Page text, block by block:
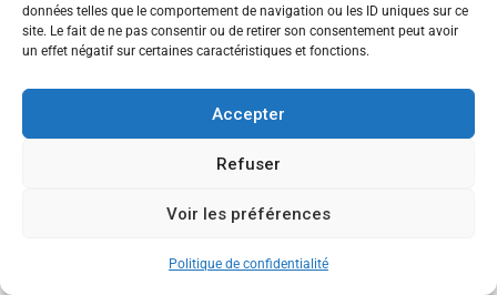
données telles que le comportement de navigation ou les ID uniques sur ce
site. Le fait de ne pas consentir ou de retirer son consentement peut avoir
un effet négatif sur certaines caractéristiques et fonctions.
Accepter
Refuser
Voir les préférences
Politique de confidentialité
Copyright © 2013-2026 Ecole de Commerce de Lyon
CANDIDATEZ MAINTENANT